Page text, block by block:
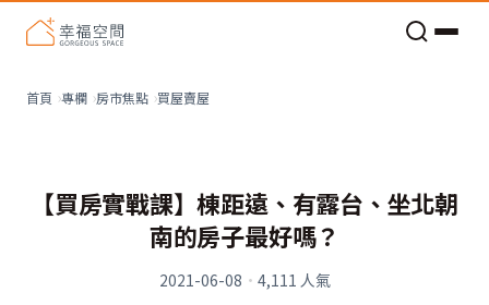
首頁 專欄 房市焦點 買屋賣屋
【買房實戰課】棟距遠、有露台、坐北朝
南的房子最好嗎？
2021-06-08 · 4,111 人氣